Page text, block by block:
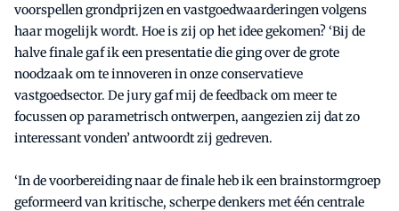
voorspellen grondprijzen en vastgoedwaarderingen volgens
haar mogelijk wordt. Hoe is zij op het idee gekomen? ‘Bij de
halve finale gaf ik een presentatie die ging over de grote
noodzaak om te innoveren in onze conservatieve
vastgoedsector. De jury gaf mij de feedback om meer te
focussen op parametrisch ontwerpen, aangezien zij dat zo
interessant vonden’ antwoordt zij gedreven.
‘In de voorbereiding naar de finale heb ik een brainstormgroep
geformeerd van kritische, scherpe denkers met één centrale